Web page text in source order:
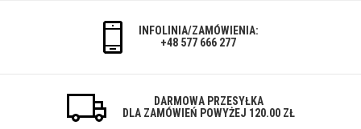
INFOLINIA/ZAMÓWIENIA:
+48 577 666 277
DARMOWA PRZESYŁKA
DLA ZAMÓWIEŃ POWYŻEJ 120.00 ZŁ